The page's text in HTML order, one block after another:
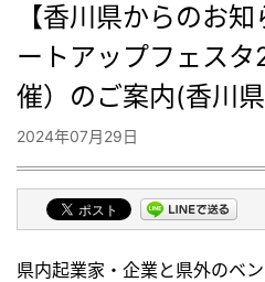
【香川県からのお
ートアップフェス
催）のご案内(香川
2024年07月29日
県内起業家・企業と県外のベ